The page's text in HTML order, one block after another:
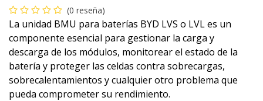
(0 reseña)
La unidad BMU para baterías BYD LVS o LVL es un
componente esencial para gestionar la carga y
descarga de los módulos, monitorear el estado de la
batería y proteger las celdas contra sobrecargas,
sobrecalentamientos y cualquier otro problema que
pueda comprometer su rendimiento.